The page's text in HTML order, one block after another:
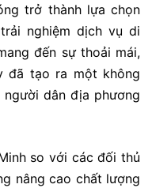
trở thành lựa chọn
nghiệm dịch vụ di
đến sự thoải mái,
đã tạo ra một không
dân địa phương
so với các đối thủ
nâng cao chất lượng